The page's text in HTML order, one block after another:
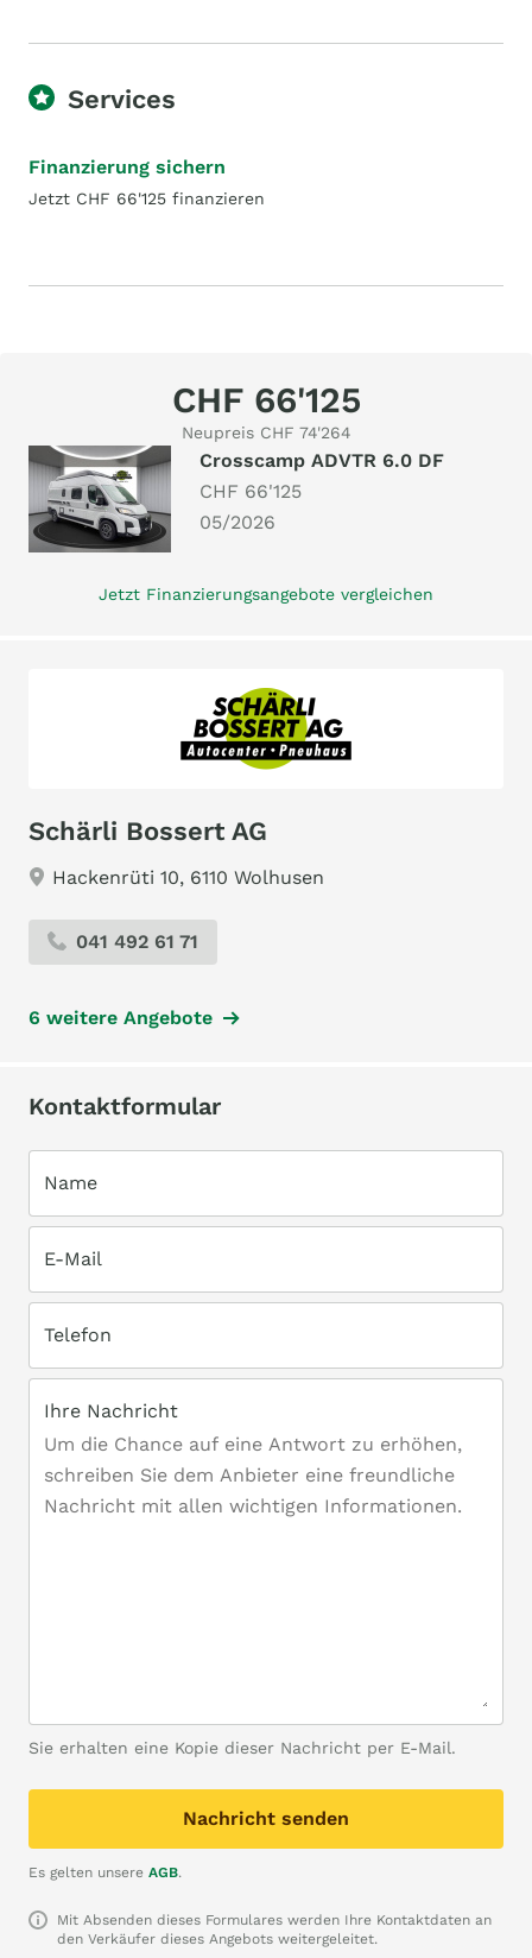
Services
Finanzierung sichern
Jetzt CHF 66'125 finanzieren
CHF 66'125
Neupreis CHF 74'264
Crosscamp ADVTR 6.0 DF
CHF 66'125
05/2026
Jetzt Finanzierungsangebote vergleichen
Schärli Bossert AG
Hackenrüti 10, 6110 Wolhusen
041 492 61 71
6 weitere Angebote
Kontaktformular
Name
E-Mail
Telefon
Ihre Nachricht
Sie erhalten eine Kopie dieser Nachricht per E-Mail.
Nachricht senden
Es gelten unsere AGB.
Mit Absenden dieses Formulares werden Ihre Kontaktdaten an
den Verkäufer dieses Angebots weitergeleitet.